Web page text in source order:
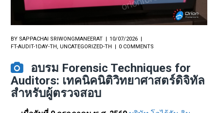
BY SAPPACHAI SRIWONGMANEERAT
10/07/2026
FT-AUDIT-1DAY-TH , UNCATEGORIZED-TH 0 COMMENTS
อบรม Forensic Techniques for
Auditors: เทคนิคนิติวิทยาศาสตร์ดิจิทัล
สำหรับผู้ตรวจสอบ